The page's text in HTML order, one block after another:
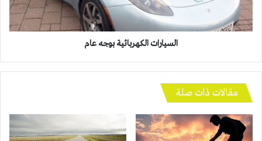
السيارات الكهربائية بوجه عام
مقالات ذات صلة